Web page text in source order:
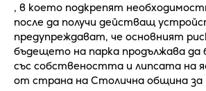
, в което подкрепят
после да получи действащ
предупреждават, че основният
бъдещето на парка продължава да
със собствеността и липсата на
от страна на Столична община за